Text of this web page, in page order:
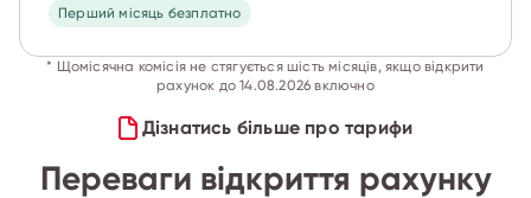
Перший місяць безплатно
* Щомісячна комісія не стягується шість місяців, якщо відкрити
рахунок до 14.08.2026 включно
Дізнатись більше про тарифи
Переваги відкриття рахунку